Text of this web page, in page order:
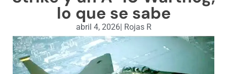
lo que se sabe
abril 4, 2026| Rojas R